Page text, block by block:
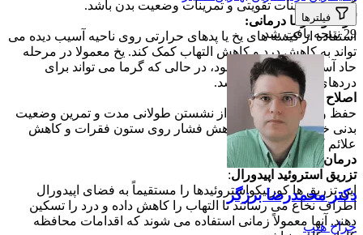
کشش، تمرینات تقویتی و تمرینات وضعیت بدن باشد.
گرما و سرما درمانی:
استفاده از کیسه های یخ یا پدهای حرارتی روی ناحیه آسیب دیده می
تواند به کاهش درد و کاهش التهاب کمک کند. یخ معمولا در مرحله
حاد آسیب استفاده می شود، در حالی که گرما می تواند برای
دردهای مزمن مفیدتر باشد.
اصلاح سبک زندگی:
حفظ وزن سالم، اجتناب از نشستن طولانی مدت و تمرین وضعیت
بدنی خوب می تواند به کاهش فشار روی ستون فقرات و کاهش
علائم کمک کند.
درمان های مداخله ای
تزریق استروئید اپیدورال:
این تزریق ها کورتیکواستروئیدها را مستقیماً به فضای اپیدورال
اطراف نخاع می رسانند تا التهاب را کاهش داده و درد را تسکین
دهند. آنها معمولاً زمانی استفاده می شوند که اقدامات محافظه
فیلترها
29 نتیجه یافت شد
دکتر محمدرضا برزگر
جراح هیپ